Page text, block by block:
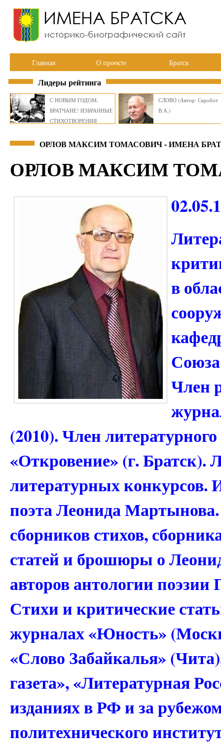
Главная О проекте Братск
Лидеры рейтинга
С НОВЫМ ГОДОМ,
БРАТЧАНЕ! ИЗБРАННЫЕ
СТИХОТВОРЕНИЯ
СЛОВО (Автор: Скробот
В.А.)
ОРЛОВ МАКСИМ ТОМАСОВИЧ - ИМЕНА
ОРЛОВ МАКСИМ
в
Член
(2010). Член
«Откровение» (г. Братск).
литературных конкурсов.
поэта Леонида
сборников стихов,
статей и брошюры о
авторов антологии
Стихи и критические
журналах «Юность»
«Слово Забайкалья»
газета», «Литературная
изданиях в РФ и за
политехнического